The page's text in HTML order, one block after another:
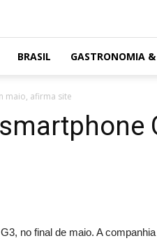
BRASIL GASTRONOMIA
maio, afirma site
no final de maio. A